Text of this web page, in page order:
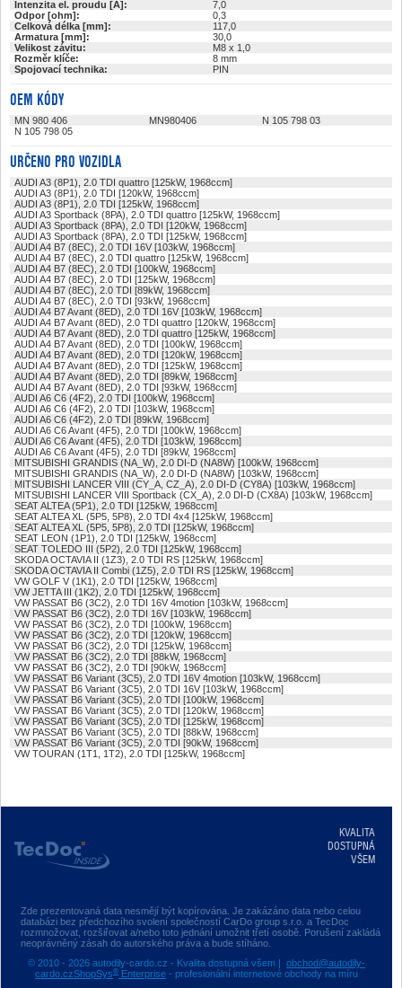
Intenzita el. proudu [A]:
7,0
Odpor [ohm]:
0,3
Celková délka [mm]:
117,0
Armatura [mm]:
30,0
Velikost závitu:
M8 x 1,0
Rozměr klíče:
8 mm
Spojovací technika:
PIN
OEM KÓDY
MN 980 406 MN980406
N 105 798 03
N 105 798 05
URČENO PRO VOZIDLA
AUDI A3 (8P1), 2.0 TDI quattro [125kW, 1968ccm]
AUDI A3 (8P1), 2.0 TDI [120kW, 1968ccm]
AUDI A3 (8P1), 2.0 TDI [125kW, 1968ccm]
AUDI A3 Sportback (8PA), 2.0 TDI quattro [125kW, 1968ccm]
AUDI A3 Sportback (8PA), 2.0 TDI [120kW, 1968ccm]
AUDI A3 Sportback (8PA), 2.0 TDI [125kW, 1968ccm]
AUDI A4 B7 (8EC), 2.0 TDI 16V [103kW, 1968ccm]
AUDI A4 B7 (8EC), 2.0 TDI quattro [125kW, 1968ccm]
AUDI A4 B7 (8EC), 2.0 TDI [100kW, 1968ccm]
AUDI A4 B7 (8EC), 2.0 TDI [125kW, 1968ccm]
AUDI A4 B7 (8EC), 2.0 TDI [89kW, 1968ccm]
AUDI A4 B7 (8EC), 2.0 TDI [93kW, 1968ccm]
AUDI A4 B7 Avant (8ED), 2.0 TDI 16V [103kW, 1968ccm]
AUDI A4 B7 Avant (8ED), 2.0 TDI quattro [120kW, 1968ccm]
AUDI A4 B7 Avant (8ED), 2.0 TDI quattro [125kW, 1968ccm]
AUDI A4 B7 Avant (8ED), 2.0 TDI [100kW, 1968ccm]
AUDI A4 B7 Avant (8ED), 2.0 TDI [120kW, 1968ccm]
AUDI A4 B7 Avant (8ED), 2.0 TDI [125kW, 1968ccm]
AUDI A4 B7 Avant (8ED), 2.0 TDI [89kW, 1968ccm]
AUDI A4 B7 Avant (8ED), 2.0 TDI [93kW, 1968ccm]
AUDI A6 C6 (4F2), 2.0 TDI [100kW, 1968ccm]
AUDI A6 C6 (4F2), 2.0 TDI [103kW, 1968ccm]
AUDI A6 C6 (4F2), 2.0 TDI [89kW, 1968ccm]
AUDI A6 C6 Avant (4F5), 2.0 TDI [100kW, 1968ccm]
AUDI A6 C6 Avant (4F5), 2.0 TDI [103kW, 1968ccm]
AUDI A6 C6 Avant (4F5), 2.0 TDI [89kW, 1968ccm]
MITSUBISHI GRANDIS (NA_W), 2.0 DI-D (NA8W) [100kW, 1968ccm]
MITSUBISHI GRANDIS (NA_W), 2.0 DI-D (NA8W) [103kW, 1968ccm]
MITSUBISHI LANCER VIII (CY_A, CZ_A), 2.0 DI-D (CY8A) [103kW, 1968ccm]
MITSUBISHI LANCER VIII Sportback (CX_A), 2.0 DI-D (CX8A) [103kW, 1968ccm]
SEAT ALTEA (5P1), 2.0 TDI [125kW, 1968ccm]
SEAT ALTEA XL (5P5, 5P8), 2.0 TDI 4x4 [125kW, 1968ccm]
SEAT ALTEA XL (5P5, 5P8), 2.0 TDI [125kW, 1968ccm]
SEAT LEON (1P1), 2.0 TDI [125kW, 1968ccm]
SEAT TOLEDO III (5P2), 2.0 TDI [125kW, 1968ccm]
SKODA OCTAVIA II (1Z3), 2.0 TDI RS [125kW, 1968ccm]
SKODA OCTAVIA II Combi (1Z5), 2.0 TDI RS [125kW, 1968ccm]
VW GOLF V (1K1), 2.0 TDI [125kW, 1968ccm]
VW JETTA III (1K2), 2.0 TDI [125kW, 1968ccm]
VW PASSAT B6 (3C2), 2.0 TDI 16V 4motion [103kW, 1968ccm]
VW PASSAT B6 (3C2), 2.0 TDI 16V [103kW, 1968ccm]
VW PASSAT B6 (3C2), 2.0 TDI [100kW, 1968ccm]
VW PASSAT B6 (3C2), 2.0 TDI [120kW, 1968ccm]
VW PASSAT B6 (3C2), 2.0 TDI [125kW, 1968ccm]
VW PASSAT B6 (3C2), 2.0 TDI [88kW, 1968ccm]
VW PASSAT B6 (3C2), 2.0 TDI [90kW, 1968ccm]
VW PASSAT B6 Variant (3C5), 2.0 TDI 16V 4motion [103kW, 1968ccm]
VW PASSAT B6 Variant (3C5), 2.0 TDI 16V [103kW, 1968ccm]
VW PASSAT B6 Variant (3C5), 2.0 TDI [100kW, 1968ccm]
VW PASSAT B6 Variant (3C5), 2.0 TDI [120kW, 1968ccm]
VW PASSAT B6 Variant (3C5), 2.0 TDI [125kW, 1968ccm]
VW PASSAT B6 Variant (3C5), 2.0 TDI [88kW, 1968ccm]
VW PASSAT B6 Variant (3C5), 2.0 TDI [90kW, 1968ccm]
VW TOURAN (1T1, 1T2), 2.0 TDI [125kW, 1968ccm]
Zde prezentovaná data nesmějí být kopírována. Je zakázáno data nebo celou
databázi bez předchozího svolení společností CarDo group s.r.o. a TecDoc
rozmnožovat, rozšiřovat a/nebo toto jednání umožnit třetí osobě. Porušení zakládá
neoprávněný zásah do autorského práva a bude stíháno.
KVALITA
DOSTUPNÁ
VŠEM
© 2010 - 2026 autodily-cardo.cz - Kvalita dostupná všem | obchod@autodily-
cardo.czShopSys® Enterprise - profesionální internetové obchody na míru